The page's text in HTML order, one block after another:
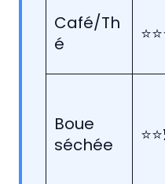
Café/Th
é
Boue
séchée